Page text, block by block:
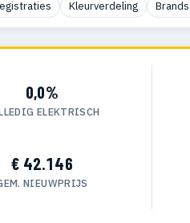
Kleurverdeling
0,0%
ELEKTRISCH
€ 42.146
NIEUWPRIJS